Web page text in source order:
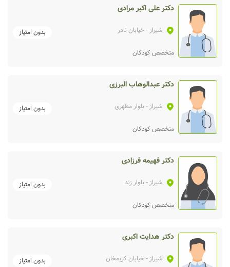
دکتر علی اکبر مرادی
شیراز - خیابان نادر بدون امتیاز
متخصص کودکان
دکتر عبدالوهاب البرزی
شیراز - بلوار مطهری بدون امتیاز
متخصص کودکان
دکتر فهیمه فرزادی
شیراز - بلوار زند بدون امتیاز
متخصص کودکان
دکتر هدایت اکبری
شیراز - خیابان کریمخان بدون امتیاز